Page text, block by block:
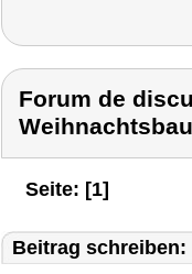
Forum de
Seite: [1]
Beitrag schreiben: